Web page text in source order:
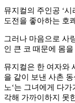
뮤지컬의 주인공 ‘
도전을 좋아하는 호
그러나 마음으로 사
인 큰 코 때문에 몸
뮤지컬은 한 여자와
을 같이 보낸 사촌
노‘는 그녀에게 다
각해 가까이하지 못